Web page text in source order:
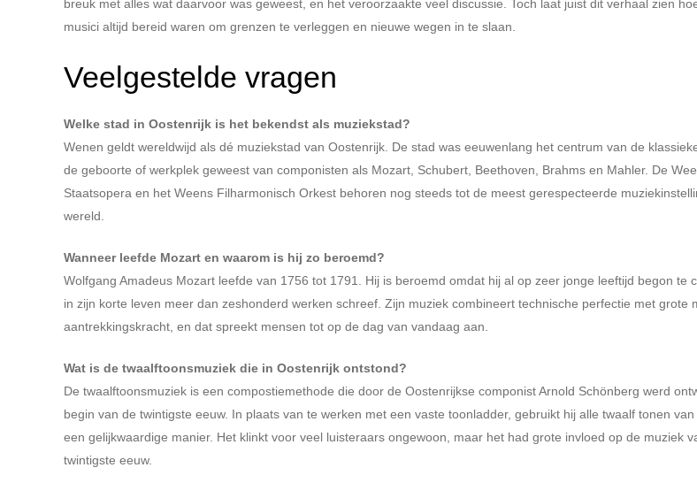
breuk met alles wat daarvoor was geweest, en het veroorzaakte veel discussie. Toch laat juist dit verhaal zien
musici altijd bereid waren om grenzen te verleggen en nieuwe wegen in te slaan.
Veelgestelde vragen
Welke stad in Oostenrijk is het bekendst als muziekstad?
Wenen geldt wereldwijd als dé muziekstad van Oostenrijk. De stad was eeuwenlang het centrum van de
de geboorte of werkplek geweest van componisten als Mozart, Schubert, Beethoven, Brahms en Mahler. De
Staatsopera en het Weens Filharmonisch Orkest behoren nog steeds tot de meest gerespecteerde
wereld.
Wanneer leefde Mozart en waarom is hij zo beroemd?
Wolfgang Amadeus Mozart leefde van 1756 tot 1791. Hij is beroemd omdat hij al op zeer jonge leeftijd begon te
in zijn korte leven meer dan zeshonderd werken schreef. Zijn muziek combineert technische perfectie met grote
aantrekkingskracht, en dat spreekt mensen tot op de dag van vandaag aan.
Wat is de twaalftoonsmuziek die in Oostenrijk ontstond?
De twaalftoonsmuziek is een compostiemethode die door de Oostenrijkse componist Arnold Schönberg werd
begin van de twintigste eeuw. In plaats van te werken met een vaste toonladder, gebruikt hij alle twaalf tonen
een gelijkwaardige manier. Het klinkt voor veel luisteraars ongewoon, maar het had grote invloed op de muziek
twintigste eeuw.